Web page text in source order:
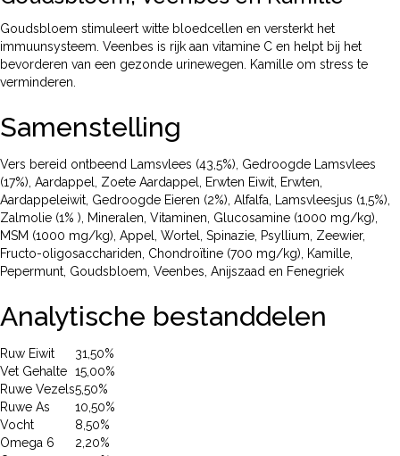
Goudsbloem stimuleert witte bloedcellen en versterkt het
immuunsysteem. Veenbes is rijk aan vitamine C en helpt bij het
bevorderen van een gezonde urinewegen. Kamille om stress te
verminderen.
Samenstelling
Vers bereid ontbeend Lamsvlees (43,5%), Gedroogde Lamsvlees
(17%), Aardappel, Zoete Aardappel, Erwten Eiwit, Erwten,
Aardappeleiwit, Gedroogde Eieren (2%), Alfalfa, Lamsvleesjus (1,5%),
Zalmolie (1% ), Mineralen, Vitaminen, Glucosamine (1000 mg/kg),
MSM (1000 mg/kg), Appel, Wortel, Spinazie, Psyllium, Zeewier,
Fructo-oligosacchariden, Chondroïtine (700 mg/kg), Kamille,
Pepermunt, Goudsbloem, Veenbes, Anijszaad en Fenegriek
Analytische bestanddelen
Ruw Eiwit
31,50%
Vet Gehalte 15,00%
Ruwe Vezels5,50%
Ruwe As
10,50%
Vocht
8,50%
Omega 6
2,20%